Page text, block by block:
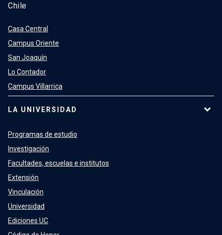
Chile
Casa Central
Campus Oriente
San Joaquín
Lo Contador
Campus Villarrica
LA UNIVERSIDAD
Programas de estudio
Investigación
Facultades, escuelas e institutos
Extensión
Vinculación
Universidad
Ediciones UC